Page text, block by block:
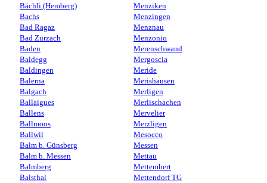
Bächli (Hemberg)
Bachs
Bad Ragaz
Bad Zurzach
Baden
Baldegg
Baldingen
Balerna
Balgach
Ballaigues
Ballens
Ballmoos
Ballwil
Balm b. Günsberg
Balm b. Messen
Balmberg
Balsthal
Menziken
Menzingen
Menznau
Menzonio
Merenschwand
Mergoscia
Meride
Merishausen
Merligen
Merlischachen
Mervelier
Merzligen
Mesocco
Messen
Mettau
Mettembert
Mettendorf TG